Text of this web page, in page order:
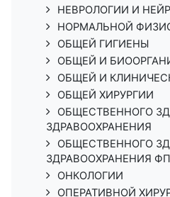
НЕВРОЛОГИИ И
НОРМАЛЬНОЙ
ОБЩЕЙ ГИГИЕНЫ
ОБЩЕЙ И
ОБЩЕЙ И
ОБЩЕЙ ХИРУРГИИ
ОБЩЕСТВЕННОГО
ЗДРАВООХРАНЕНИЯ
ОБЩЕСТВЕННОГО
ЗДРАВООХРАНЕНИЯ
ОНКОЛОГИИ
ОПЕРАТИВНОЙ